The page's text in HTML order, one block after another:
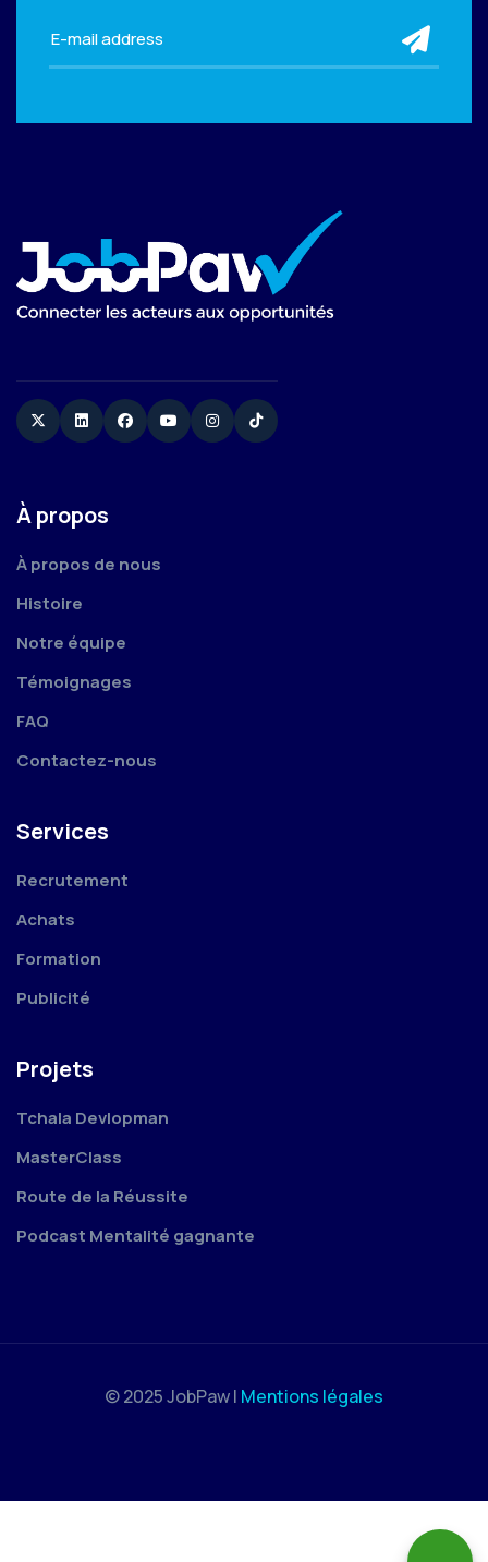
TwitterLinkedinFacebookYouTubeInstagram
TikTok
À propos
À propos de nous
Histoire
Notre équipe
Témoignages
FAQ
Contactez-nous
Services
Recrutement
Achats
Formation
Publicité
Projets
Tchala Devlopman
MasterClass
Route de la Réussite
Podcast Mentalité gagnante
© 2025 JobPaw | Mentions légales